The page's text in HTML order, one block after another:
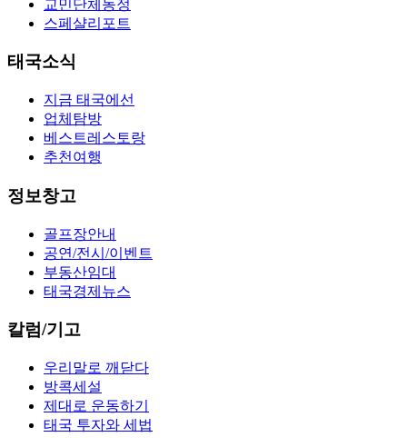
교민단체동정
스페샬리포트
태국소식
지금 태국에선
업체탐방
베스트레스토랑
추천여행
정보창고
골프장안내
공연/전시/이벤트
부동산임대
태국경제뉴스
칼럼/기고
우리말로 깨닫다
방콕세설
제대로 운동하기
태국 투자와 세법